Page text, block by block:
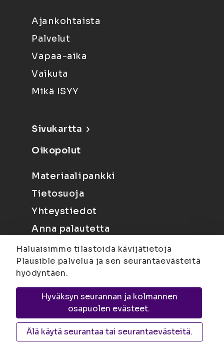
Ajankohtaista
Palvelut
Vapaa-aika
Vaikuta
Mikä ISYY
Sivukartta
Oikopolut
Materiaalipankki
Tietosuoja
Yhteystiedot
Anna palautetta
Joensuu
Suvantokatu 6, 80100 Joensuu |
KuopioYliopistonranta 15, PL 1627, 70211
Kuopio
Haluaisimme tilastoida kävijätietoja
Plausible palvelua ja sen seurantaevästeitä
hyödyntäen.
Hyväksyn seurannan ja kolmannen
osapuolen evästeet.
Älä käytä seurantaa tai seurantaevästeitä.